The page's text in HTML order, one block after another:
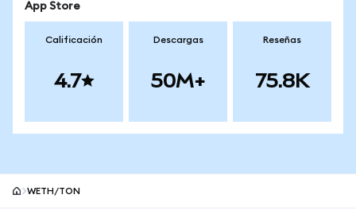
App Store
Calificación
4.7
Descargas
50M+
Reseñas
75.8K
WETH/TON